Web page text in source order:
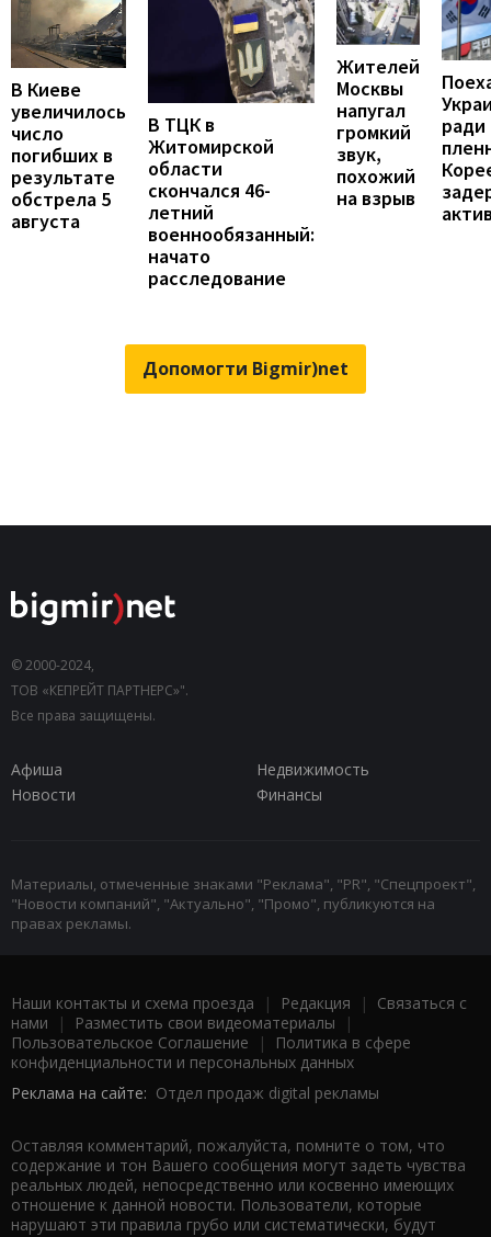
В Киеве
увеличилось
число
погибших в
результате
обстрела 5
августа
В ТЦК в
Житомирской
области
скончался 46-
летний
военнообязанный:
начато
расследование
Жителей
Москвы
напугал
громкий
звук,
похожий
на взрыв
ради
Допомогти Bigmir)net
© 2000-2024,
ТОВ «КЕПРЕЙТ ПАРТНЕРС»".
Все права защищены.
Афиша
Недвижимость
Новости
Финансы
Материалы, отмеченные знаками "Реклама", "PR", "Спецпроект",
"Новости компаний", "Актуально", "Промо", публикуются на
правах рекламы.
Наши контакты и схема проезда | Редакция | Связаться с
нами | Разместить свои видеоматериалы |
Пользовательское Соглашение |
Политика в сфере
конфиденциальности и персональных данных
Реклама на сайте: Отдел продаж digital рекламы
Оставляя комментарий, пожалуйста, помните о том, что
содержание и тон Вашего сообщения могут задеть чувства
реальных людей, непосредственно или косвенно имеющих
отношение к данной новости. Пользователи, которые
нарушают эти правила грубо или систематически, будут